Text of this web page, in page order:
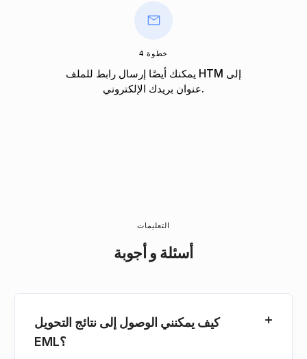
خطوة 4
يمكنك أيضًا إرسال رابط للملف HTM إلى
عنوان بريدك الإلكتروني.
التعليمات
أسئلة و أجوبة
كيف يمكنني الوصول إلى نتائج التحويل
EML؟